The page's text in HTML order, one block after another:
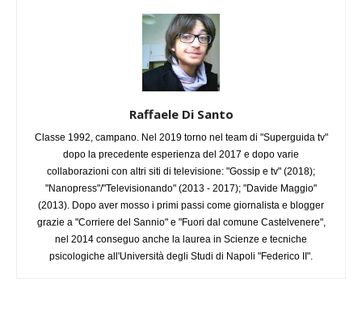
Raffaele Di Santo
Classe 1992, campano. Nel 2019 torno nel team di "Superguida tv"
dopo la precedente esperienza del 2017 e dopo varie
collaborazioni con altri siti di televisione: "Gossip e tv" (2018);
"Nanopress"/"Televisionando" (2013 - 2017); "Davide Maggio"
(2013). Dopo aver mosso i primi passi come giornalista e blogger
grazie a "Corriere del Sannio" e "Fuori dal comune Castelvenere",
nel 2014 conseguo anche la laurea in Scienze e tecniche
psicologiche all'Università degli Studi di Napoli "Federico II".